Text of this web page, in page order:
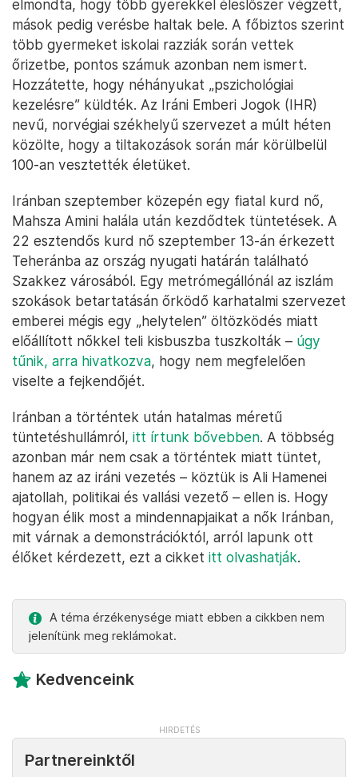
elmondta, hogy több gyerekkel éleslőszer végzett,
mások pedig verésbe haltak bele. A főbiztos szerint
több gyermeket iskolai razziák során vettek
őrizetbe, pontos számuk azonban nem ismert.
Hozzátette, hogy néhányukat „pszichológiai
kezelésre” küldték. Az Iráni Emberi Jogok (IHR)
nevű, norvégiai székhelyű szervezet a múlt héten
közölte, hogy a tiltakozások során már körülbelül
100-an vesztették életüket.
Iránban szeptember közepén egy fiatal kurd nő,
Mahsza Amini halála után kezdődtek tüntetések. A
22 esztendős kurd nő szeptember 13-án érkezett
Teheránba az ország nyugati határán található
Szakkez városából. Egy metrómegállónál az iszlám
szokások betartatásán őrködő karhatalmi szervezet
emberei mégis egy „helytelen” öltözködés miatt
előállított nőkkel teli kisbuszba tuszkolták – úgy
tűnik, arra hivatkozva, hogy nem megfelelően
viselte a fejkendőjét.
Iránban a történtek után hatalmas méretű
tüntetéshullámról, itt írtunk bővebben. A többség
azonban már nem csak a történtek miatt tüntet,
hanem az az iráni vezetés – köztük is Ali Hamenei
ajatollah, politikai és vallási vezető – ellen is. Hogy
hogyan élik most a mindennapjaikat a nők Iránban,
mit várnak a demonstrációktól, arról lapunk ott
élőket kérdezett, ezt a cikket itt olvashatják.
A téma érzékenysége miatt ebben a cikkben nem
jelenítünk meg reklámokat.
Kedvenceink
Partnereinktől